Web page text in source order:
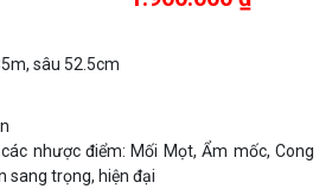
sâu 52.5cm
nhược điểm: Mối Mọt, Ẩm mốc, Cong
sang trọng, hiện đại